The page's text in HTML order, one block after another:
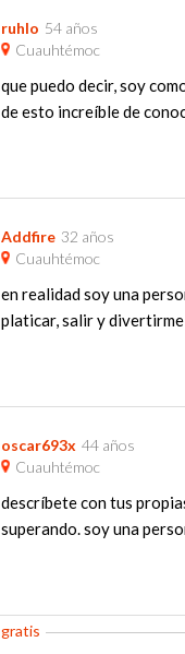
ruhlo 54 años
Cuauhtémoc
que puedo decir, soy
de esto increíble de
Addfire 32 años
Cuauhtémoc
en realidad soy una
platicar, salir y
oscar693x 44 años
Cuauhtémoc
descríbete con tus
superando. soy una